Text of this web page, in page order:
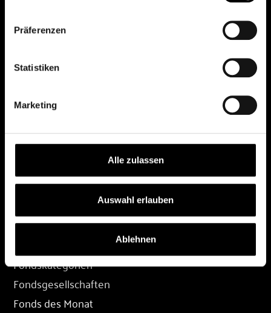
Präferenzen
Statistiken
Marketing
Alle zulassen
Auswahl erlauben
Ablehnen
All rights reserved.
Depot eröffnen
Depot übertragen
Konditionen
FONDS
Fondskategorien
Fondsgesellschaften
Fonds des Monat